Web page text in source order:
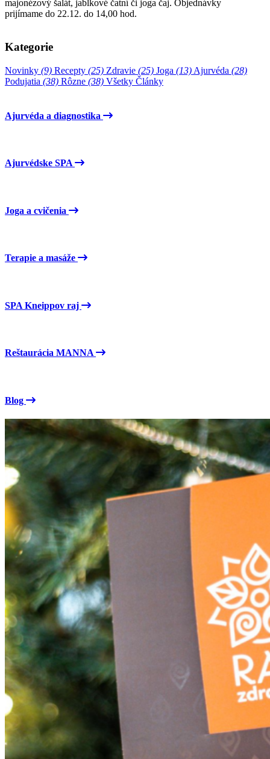
majonézový šalát, jablkové čatní či joga čaj. Objednávky
prijímame do 22.12. do 14,00 hod.
Kategorie
Novinky (9) Recepty (25) Zdravie (25) Joga (13) Ajurvéda (28)
Podujatia (38) Rôzne (38) Všetky Články
Ajurvéda a diagnostika
Ajurvédske SPA
Joga a cvičenia
Terapie a masáže
SPA Kneippov raj
Reštaurácia MANNA
Blog